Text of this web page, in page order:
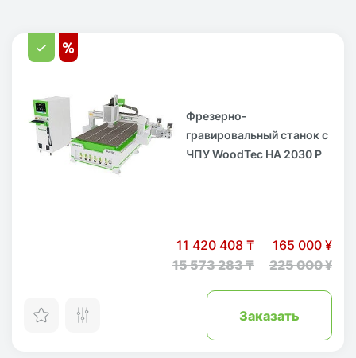
Фрезерно-
гравировальный станок с
ЧПУ WoodTec HA 2030 P
11 420 408 ₸
15 573 283 ₸
165 000 ¥
225 000 ¥
Заказать